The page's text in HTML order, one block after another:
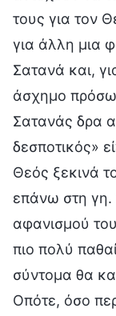
τους για τον
για άλλη μια
Σατανά και,
άσχημο
Σατανάς δρα
δεσποτικός»
Θεός ξεκινά
επάνω στη γη.
αφανισμού
πιο πολύ
σύντομα θα
Οπότε, όσο